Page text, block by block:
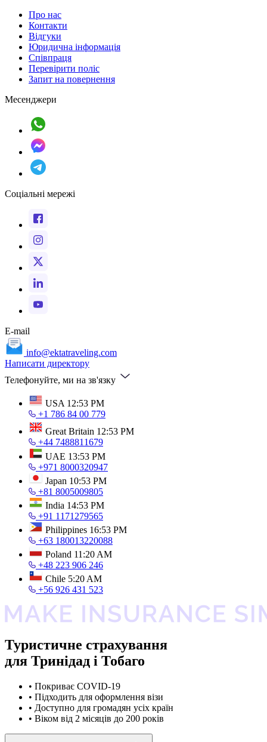
Про нас
Контакти
Відгуки
Юридична інформація
Співпраця
Перевірити поліс
Запит на повернення
Месенджери
Соціальні мережі
E-mail
info@ektatraveling.com
Написати директору
Телефонуйте, ми на зв'язку
USA 12:53 PM
+1 786 84 00 779
Great Britain 12:53 PM
+44 7488811679
UAE 13:53 PM
+971 8000320947
Japan 10:53 PM
+81 8005009805
India 14:53 PM
+91 1171279565
Philippines 16:53 PM
+63 180013220088
Poland 11:20 AM
+48 223 906 246
Chile 5:20 AM
+56 926 431 523
Туристичне страхування
для Тринідад і Тобаго
• Покриває COVID-19
• Підходить для оформлення візи
• Доступно для громадян усіх країн
• Віком від 2 місяців до 200 років